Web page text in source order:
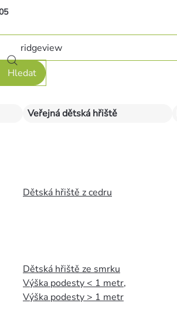
Hledat
Veřejná dětská hřiště
Dětská hřiště z cedru
Dětská hřiště ze smrku
Výška podesty < 1 metr,
Výška podesty > 1 metr